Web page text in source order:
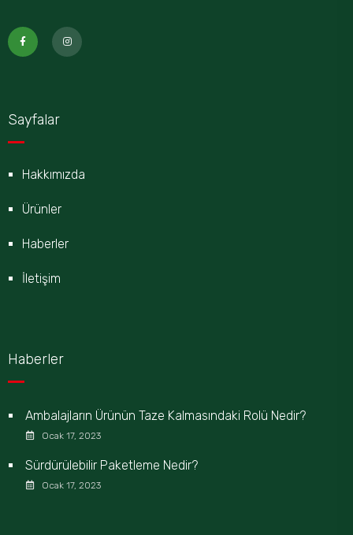
Sayfalar
Hakkımızda
Ürünler
Haberler
İletişim
Haberler
Ambalajların Ürünün Taze Kalmasındaki Rolü Nedir?
Ocak 17, 2023
Sürdürülebilir Paketleme Nedir?
Ocak 17, 2023